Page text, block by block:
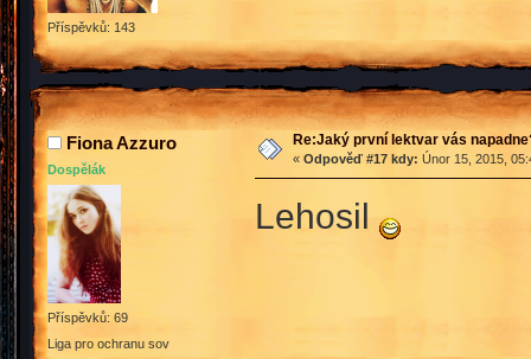
Příspěvků: 143
Fiona Azzuro
Dospělák
Příspěvků: 69
Liga pro ochranu sov
Re:Jaký první lektvar vás
« Odpověď #17 kdy: Únor 15, 2015,
Lehosil